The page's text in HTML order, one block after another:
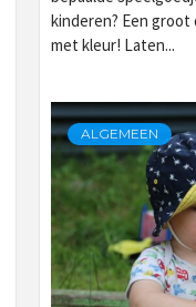
kinderen? Een groot
met kleur! Laten...
ALGEMEEN